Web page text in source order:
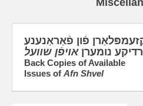
פֿון פֿאַראַנענע
נומערןאױפֿן שװעל
Back Copies of Available
Issues of Afn Shvel